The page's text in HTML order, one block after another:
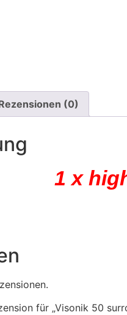
(0)
1 x
für „Visonik 50